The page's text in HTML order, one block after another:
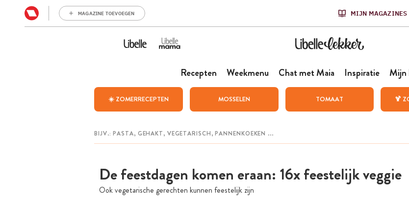
MAGAZINE TOEVOEGEN MIJN MAGAZINES
Recepten Weekmenu Chat met Maia Inspiratie Mijn
☀️ ZOMERRECEPTEN MOSSELEN TOMAAT 🍹
De feestdagen komen eraan: 16x feestelijk veggie
Ook vegetarische gerechten kunnen feestelijk zijn